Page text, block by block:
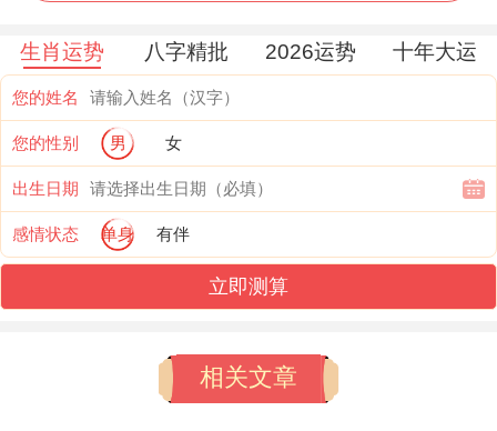
想把握此类情缘，需自身命局印星有力，才
能在亲密而热情中保持清醒，化压力为鞭
策，对于男命，丙火七杀则可能映射为感情
领域中的竞争者，或是自身在情感表达上过
于直接、急切，易造成误会。
接续地支午火「正官」之气。此年感情事件
的色彩，尤其对于适婚年龄的属猴女性，可
生肖运势 八字精批 2026运势 十年大运
您的姓名
您的性别 男 女
出生日期
感情状态 单身 有伴
立即测算
相关文章